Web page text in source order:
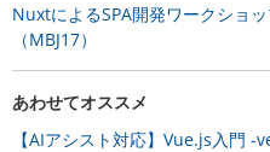
NuxtによるSPA開発ワークショ
（MBJ17）
あわせてオススメ
【AIアシスト対応】Vue.js入門 -